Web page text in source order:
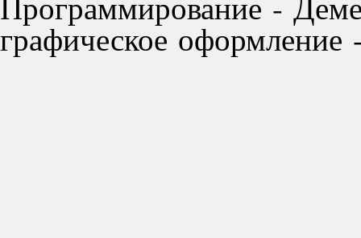
графическое оформление